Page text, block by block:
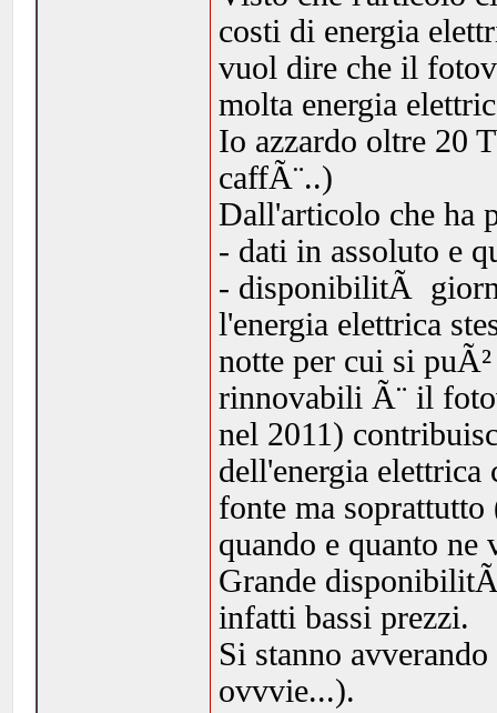
costi di energia
vuol dire che il
molta energia
Io azzardo oltre 20
caffÃ¨..)
Dall'articolo che ha
- dati in assoluto e
- disponibilitÃ
l'energia elettrica
notte per cui si
rinnovabili Ã¨ il
nel 2011)
dell'energia
fonte ma
quando e quanto ne
Grande
infatti bassi prezzi.
Si stanno
ovvvie...).